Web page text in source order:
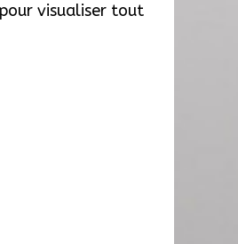
visualiser tout